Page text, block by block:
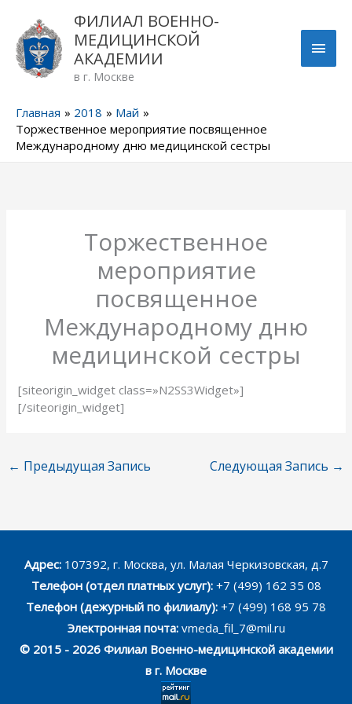
содержимому
ФИЛИАЛ ВОЕННО-
МЕДИЦИНСКОЙ
АКАДЕМИИ
в г. Москве
Главная 2018
Май
Торжественное мероприятие посвященное
Международному дню медицинской сестры
Торжественное
мероприятие
посвященное
Международному дню
медицинской сестры
[siteorigin_widget class=»N2SS3Widget»]
[/siteorigin_widget]
← Предыдущая Запись Следующая Запись →
Адрес:107392, г. Москва, ул. Малая Черкизовская, д.7
Телефон (отдел платных услуг):+7 (499) 162 35 08
Телефон (дежурный по филиалу): +7 (499) 168 95 78
Электронная почта: vmeda_fil_7@mil.ru
© 2015 - 2026 Филиал Военно-медицинской академии
в г. Москве